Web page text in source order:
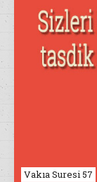
Vakıa Suresi 57
Nahl Suresi 17